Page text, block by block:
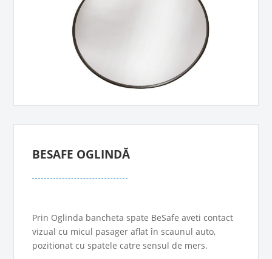
BESAFE OGLINDĂ
Prin Oglinda bancheta spate BeSafe aveti contact
vizual cu micul pasager aflat în scaunul auto,
pozitionat cu spatele catre sensul de mers.